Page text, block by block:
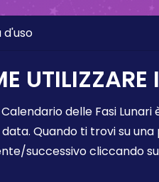
d'uso
UTILIZZARE
delle Fasi
data. Quando ti trovi su
successivo cliccando